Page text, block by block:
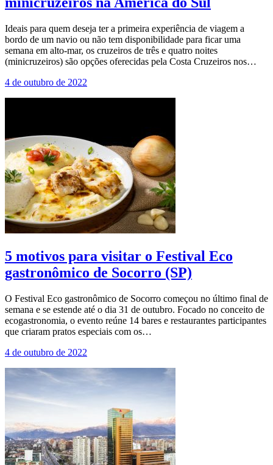
Ideais para quem deseja ter a primeira experiência de viagem a
bordo de um navio ou não tem disponibilidade para ficar uma
semana em alto-mar, os cruzeiros de três e quatro noites
(minicruzeiros) são opções oferecidas pela Costa Cruzeiros nos…
4 de outubro de 2022
5 motivos para visitar o Festival Eco
gastronômico de Socorro (SP)
O Festival Eco gastronômico de Socorro começou no último final de
semana e se estende até o dia 31 de outubro. Focado no conceito de
ecogastronomia, o evento reúne 14 bares e restaurantes participantes
que criaram pratos especiais com os…
4 de outubro de 2022